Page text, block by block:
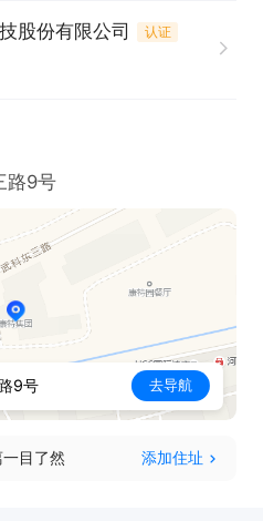
餐补。
五险、住房公积金、节日
1号（康特集团西南门）1
聘上看到的招聘信息。
股份有限公司 认证
路9号
9号 去导航
目了然 添加住址